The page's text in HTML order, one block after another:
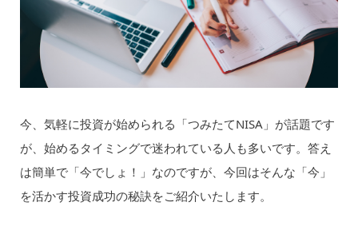
今、気軽に投資が始められる「つみたてNISA」が話題です
が、始めるタイミングで迷われている人も多いです。答え
は簡単で「今でしょ！」なのですが、今回はそんな「今」
を活かす投資成功の秘訣をご紹介いたします。